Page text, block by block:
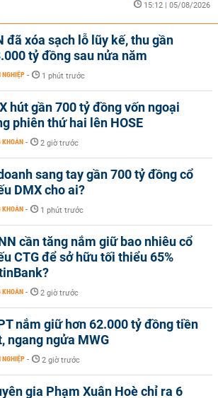
15:12 | 05/08/2026
đã xóa sạch lỗ lũy kế, thu gần
tỷ đồng sau nửa năm
NGHIỆP - 1 phút trước
hút gần 700 tỷ đồng vốn ngoại
phiên thứ hai lên HOSE
KHOÁN - 2 giờ trước
sang tay gần 700 tỷ đồng cổ
DMX cho ai?
KHOÁN - 1 phút trước
cần tăng nắm giữ bao nhiêu cổ
CTG để sở hữu tối thiểu 65%
KHOÁN - 2 giờ trước
nắm giữ hơn 62.000 tỷ đồng tiền
ngang ngửa MWG
NGHIỆP - 2 giờ trước
gia Phạm Xuân Hoè chỉ ra 6